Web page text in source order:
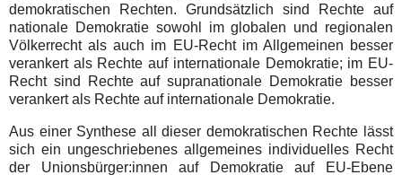
demokratischen Rechten. Grundsätzlich sind Rechte auf
nationale Demokratie sowohl im globalen und regionalen
Völkerrecht als auch im EU-Recht im Allgemeinen besser
verankert als Rechte auf internationale Demokratie; im EU-
Recht sind Rechte auf supranationale Demokratie besser
verankert als Rechte auf internationale Demokratie.
Aus einer Synthese all dieser demokratischen Rechte lässt
sich ein ungeschriebenes allgemeines individuelles Recht
der Unionsbürger:innen auf Demokratie auf EU-Ebene